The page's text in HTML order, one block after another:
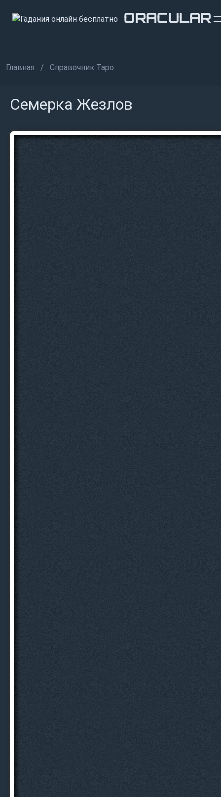
ORACULAR
ORACULAR
ORACULAR
Главная Справочник Таро
Семерка Жезлов